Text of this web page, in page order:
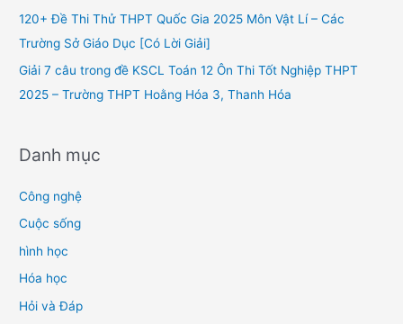
120+ Đề Thi Thử THPT Quốc Gia 2025 Môn Vật Lí – Các
Trường Sở Giáo Dục [Có Lời Giải]
Giải 7 câu trong đề KSCL Toán 12 Ôn Thi Tốt Nghiệp THPT
2025 – Trường THPT Hoằng Hóa 3, Thanh Hóa
Danh mục
Công nghệ
Cuộc sống
hình học
Hóa học
Hỏi và Đáp